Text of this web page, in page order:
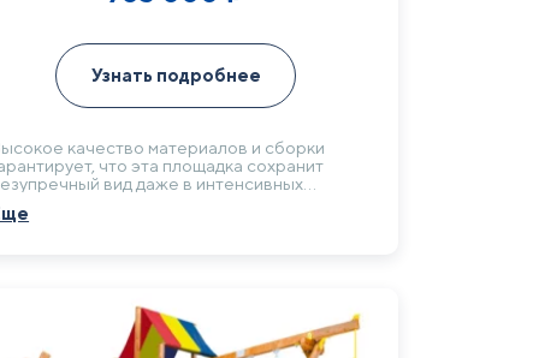
Узнать подробнее
качество материалов и сборки
что эта площадка сохранит
вид даже в интенсивных
дома. Конструкция из